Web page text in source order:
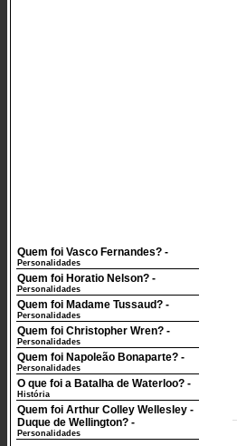
Quem foi Vasco Fernandes? -
Personalidades
Quem foi Horatio Nelson? -
Personalidades
Quem foi Madame Tussaud? -
Personalidades
Quem foi Christopher Wren? -
Personalidades
Quem foi Napoleão Bonaparte? -
Personalidades
O que foi a Batalha de Waterloo? -
História
Quem foi Arthur Colley Wellesley -
Duque de Wellington? -
Personalidades